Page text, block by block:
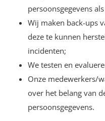
persoonsgegevens
Wij maken back-ups
deze te kunnen
incidenten;
We testen en
Onze medewerkers/
over het belang van
persoonsgegevens.